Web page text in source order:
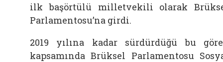
ilk başörtülü milletvekili olarak
Parlamentosu’na girdi.
2019 yılına kadar sürdürdüğü bu
kapsamında Brüksel Parlamentosu